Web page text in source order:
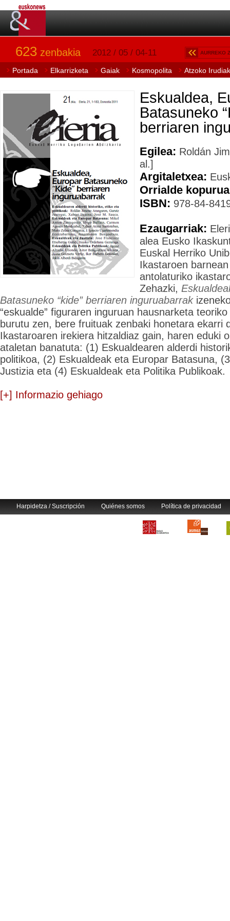
623 zenbakia 2012 / 05 / 04-11 AURREKO
Portada Elkarrizketa Gaiak Kosmopolita Atzoko Irudiak
Eskualdea,
Batasuneko
berriaren
Egilea: Roldán
al.]
Argitaletxea:
Orrialde
ISBN: 978-84-
Ezaugarriak:
alea Eusko
Euskal Herriko
Ikastaroen
antolaturiko
Zehazki,
Batasuneko “kide” berriaren inguruabarrak
“eskualde” figuraren inguruan hausnarketa
burutu zen, bere fruituak zenbaki honetara ekarri
Ikastaroaren irekiera hitzaldiaz gain, haren eduki
ataletan banatuta: (1) Eskualdearen alderdi
politikoa, (2) Eskualdeak eta Europar Batasuna,
Justizia eta (4) Eskualdeak eta Politika Publikoak.
[+] Informazio gehiago
Harpidetza / Suscripción Quiénes somos Política de privacidad